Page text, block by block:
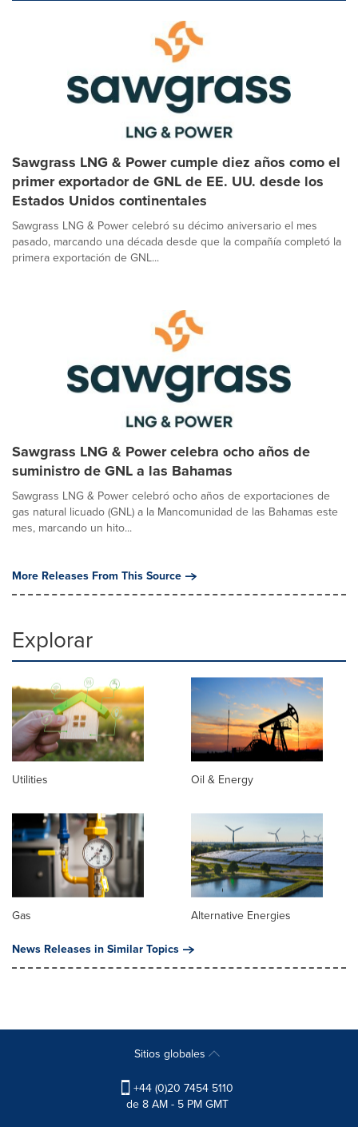
Sawgrass LNG & Power cumple diez años como el
primer exportador de GNL de EE. UU. desde los
Estados Unidos continentales
Sawgrass LNG & Power celebró su décimo aniversario el mes
pasado, marcando una década desde que la compañía completó la
primera exportación de GNL...
Sawgrass LNG & Power celebra ocho años de
suministro de GNL a las Bahamas
Sawgrass LNG & Power celebró ocho años de exportaciones de
gas natural licuado (GNL) a la Mancomunidad de las Bahamas este
mes, marcando un hito...
More Releases From This Source
Explorar
Utilities Oil & Energy
Gas
Alternative Energies
News Releases in Similar Topics
Sitios globales
+44 (0)20 7454 5110
de 8 AM - 5 PM GMT